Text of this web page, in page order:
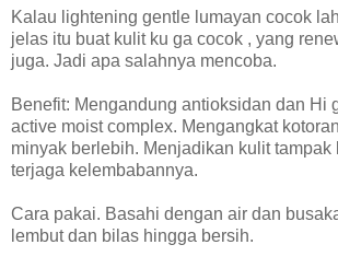
Kalau lightening gentle lumayan cocok
jelas itu buat kulit ku ga cocok , yang
juga. Jadi apa salahnya mencoba.
Benefit: Mengandung antioksidan dan Hi
active moist complex. Mengangkat
minyak berlebih. Menjadikan kulit tampak
terjaga kelembabannya.
Cara pakai. Basahi dengan air dan
lembut dan bilas hingga bersih.